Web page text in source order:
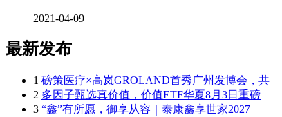
2021-04-09
最新发布
1 磅策医疗×高岚GROLAND首秀广州发博会，共
2 多因子甄选真价值，价值ETF华夏8月3日重磅
3 “鑫”有所愿，御享从容｜泰康鑫享世家2027